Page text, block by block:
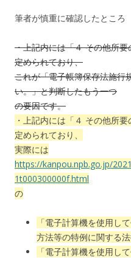
筆者が慎重に確認したところ
・上記内には「４ その他所要
定められており、
これが「電子帳簿保存法施行
い。」と判断したもう一つ
の要因です。
・上記内には「４ その他所
定められており、
実際には
https://kanpou.npb.go.jp/
1t000300000f.html
の
「電子計算機を使用し
方法等の特例に関する
「電子計算機を使用し